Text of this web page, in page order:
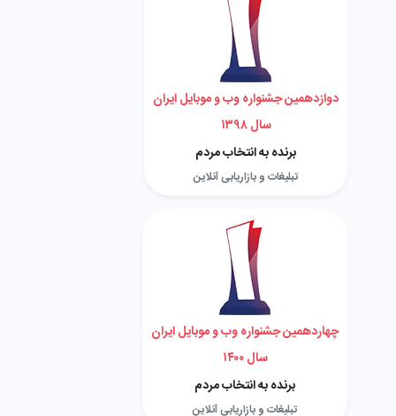
دوازدهمین جشنواره وب و موبایل ایران
سال ۱۳۹۸
برنده به انتخاب مردم
تبلیغات و بازاریابی آنلاین
چهاردهمین جشنواره وب و موبایل ایران
سال ۱۴۰۰
برنده به انتخاب مردم
تبلیغات و بازاریابی آنلاین